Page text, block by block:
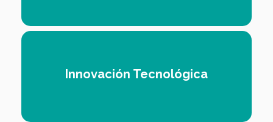
Innovación Tecnológica